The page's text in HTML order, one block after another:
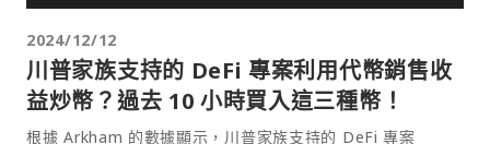
2024/12/12
川普家族支持的 DeFi 專案利用代幣銷售收
益炒幣？過去 10 小時買入這三種幣！
根據 Arkham 的數據顯示，川普家族支持的 DeFi 專案